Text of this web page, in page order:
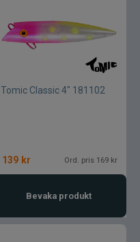
Tomic Classic 4" 181102
139 kr Ord. pris 169 kr
Bevaka produkt